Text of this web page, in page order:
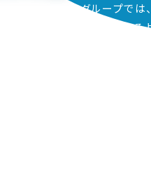
ピアーサーティーグループでは
ご家族も笑顔になってもらえる